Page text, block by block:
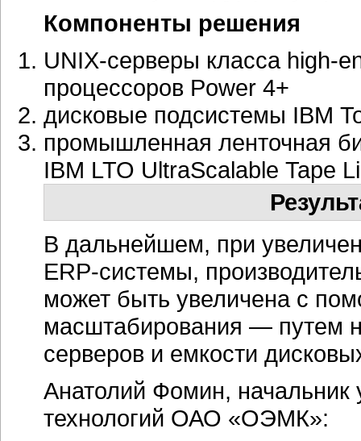
Компоненты решения
UNIX-серверы класса high-
процессоров Power 4+
дисковые подсистемы IBM
промышленная ленточная
IBM LTO UltraScalable Tape
В дальнейшем, при
ERP-системы,
может быть увеличена с
масштабирования — путем
серверов и емкости
Анатолий Фомин,
технологий ОАО «ОЭМК»: